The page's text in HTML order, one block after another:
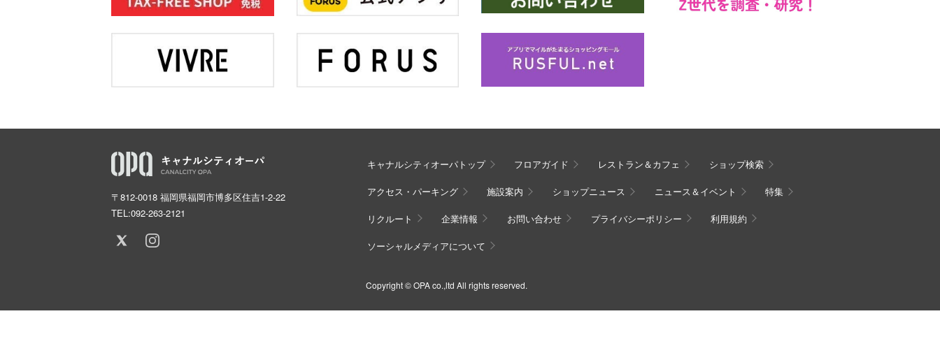
〒812-0018 福岡県福岡市博多区住吉1-2-22
TEL:092-263-2121
キャナルシティオーパトップ フロアガイド レストラン＆カフェ ショップ検索
アクセス・パーキング 施設案内 ショップニュース ニュース＆イベント 特集
リクルート 企業情報 お問い合わせ プライバシーポリシー 利用規約
ソーシャルメディアについて
Copyright © OPA co.,ltd All rights reserved.